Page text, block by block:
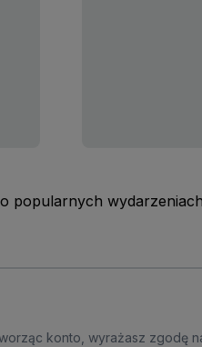
popularnych
konto, wyrażasz zgodę